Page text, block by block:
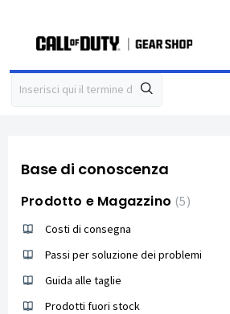
Base di conoscenza
Prodotto e Magazzino 5
Costi di consegna
Passi per soluzione dei problemi
Guida alle taglie
Prodotti fuori stock